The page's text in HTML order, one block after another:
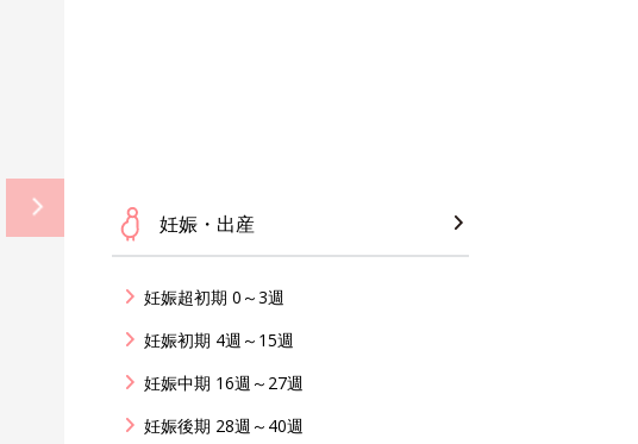
妊娠・出産
妊娠超初期 0～3週
妊娠初期 4週～15週
妊娠中期 16週～27週
妊娠後期 28週～40週